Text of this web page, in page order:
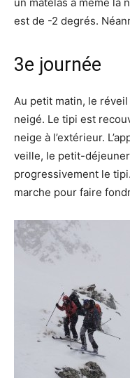
est de -2 degrés.
3e journée
Au petit matin, le
neigé. Le tipi est
neige à l’extérieur.
veille, le petit-
progressivement le
marche pour faire